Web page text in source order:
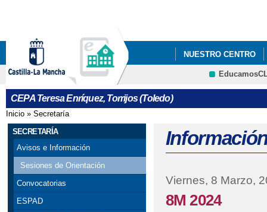
NUESTRO CENTRO
ERASMUS+
CEPA Teresa Enríquez, Torrijos (Toledo)
Se encuentra usted aquí
Inicio » Secretaría
SECRETARÍA
Avisos e Información
Sesiones de Orientación
Convocatorias
ESPAD
Viernes, 8 Marzo,
8M 2024